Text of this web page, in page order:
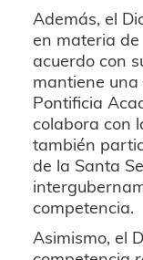
Además, el
en materia de
acuerdo con
mantiene
Pontificia
colabora con
también
de la Santa
competencia.
Asimismo, el